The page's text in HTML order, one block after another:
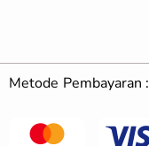
Metode Pembayaran :